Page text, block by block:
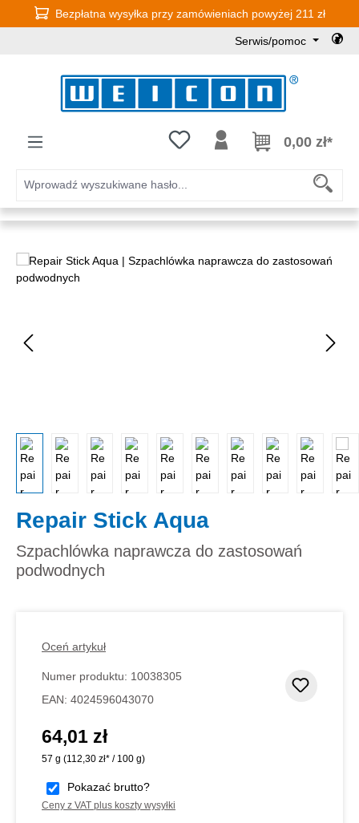
Przejdź do głównej zawartości
Bezpłatna wysyłka przy zamówieniach powyżej 211 zł
Serwis/pomoc
Masz 0 przedmioty na liście
0,00 zł*
Pomiń galerię zdjęć
Repair Stick Aqua
Szpachlówka naprawcza do zastosowań
podwodnych
Oceń artykuł
Numer produktu: 10038305
EAN: 4024596043070
Cena regularna:
64,01 zł
57 g (112,30 zł* / 100 g)
Pokazać brutto?
Ceny z VAT plus koszty wysyłki